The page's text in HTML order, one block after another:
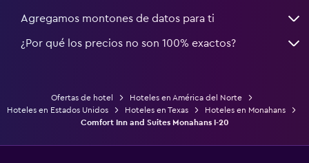
Agregamos montones de datos para ti
¿Por qué los precios no son 100% exactos?
Ofertas de hotel
Hoteles en América del Norte
Hoteles en Estados Unidos
Hoteles en Texas
Hoteles en Monahans
Comfort Inn and Suites Monahans I-20